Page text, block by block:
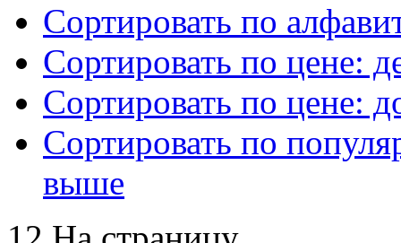
Сортировать по
Сортировать по цене:
Сортировать по цене:
Сортировать по
выше